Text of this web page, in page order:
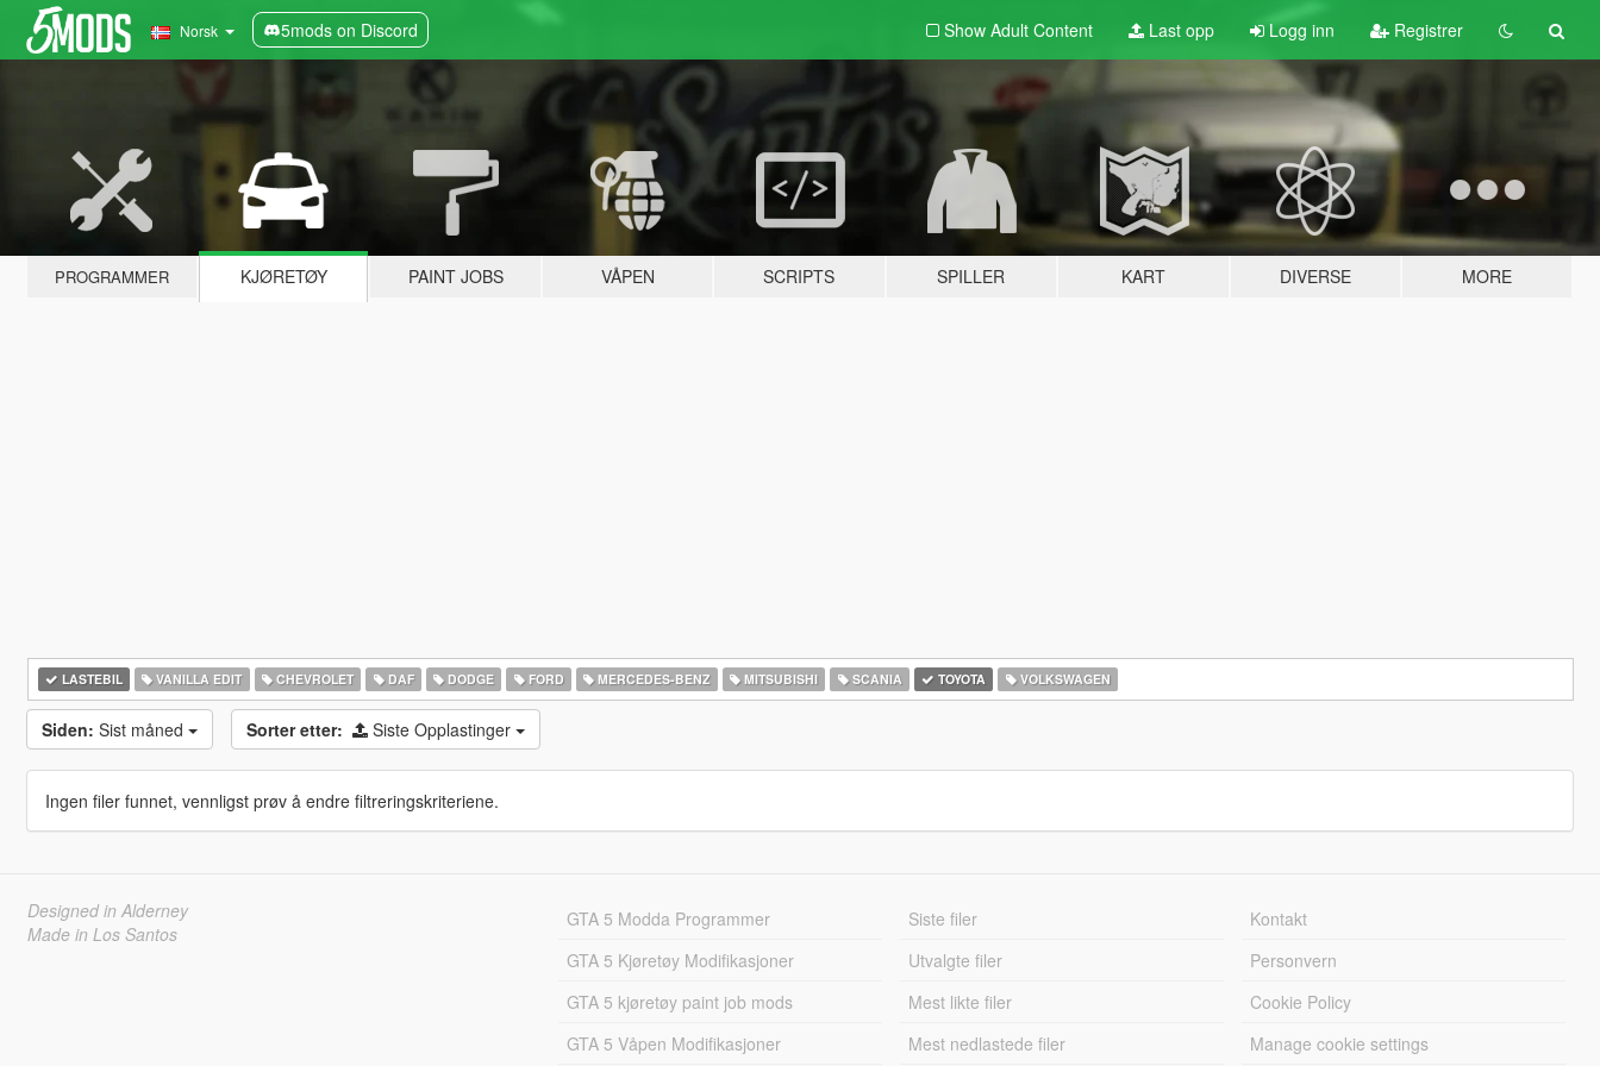
Norsk 5mods on Discord Show Adult Content Last opp Logg inn Registrer
PROGRAMMER KJØRETØY PAINT JOBS VÅPEN SCRIPTS SPILLER KART DIVERSE MORE
LASTEBIL VANILLA EDIT CHEVROLET DAF DODGE FORD MERCEDES-BENZ MITSUBISHI SCANIA TOYOTA VOLKSWAGEN
Siden: Sist måned Sorter etter: Siste Opplastinger
Ingen filer funnet, vennligst prøv å endre filtreringskriteriene.
Designed in Alderney
Made in Los Santos
GTA 5 Modda Programmer
GTA 5 Kjøretøy Modifikasjoner
GTA 5 kjøretøy paint job mods
GTA 5 Våpen Modifikasjoner
Siste filer
Utvalgte filer
Mest likte filer
Mest nedlastede filer
Kontakt
Personvern
Cookie Policy
Manage cookie settings